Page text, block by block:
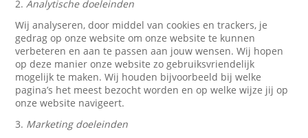
2.Analytische doeleinden
Wij analyseren, door middel van cookies en trackers, je
gedrag op onze website om onze website te kunnen
verbeteren en aan te passen aan jouw wensen. Wij hopen
op deze manier onze website zo gebruiksvriendelijk
mogelijk te maken. Wij houden bijvoorbeeld bij welke
pagina’s het meest bezocht worden en op welke wijze jij op
onze website navigeert.
3. Marketing doeleinden